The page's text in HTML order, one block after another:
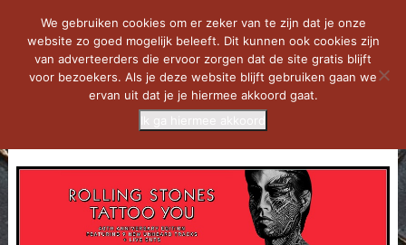
We gebruiken cookies om er zeker van te zijn dat je onze
website zo goed mogelijk beleeft. Dit kunnen ook cookies zijn
van adverteerders die ervoor zorgen dat de site gratis blijft
voor bezoekers. Als je deze website blijft gebruiken gaan we
ervan uit dat je je hiermee akkoord gaat.
Ik ga hiermee akkoord